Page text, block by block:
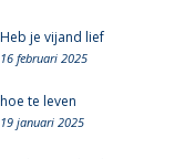
Heb je vijand lief
16 februari 2025
hoe te leven
19 januari 2025